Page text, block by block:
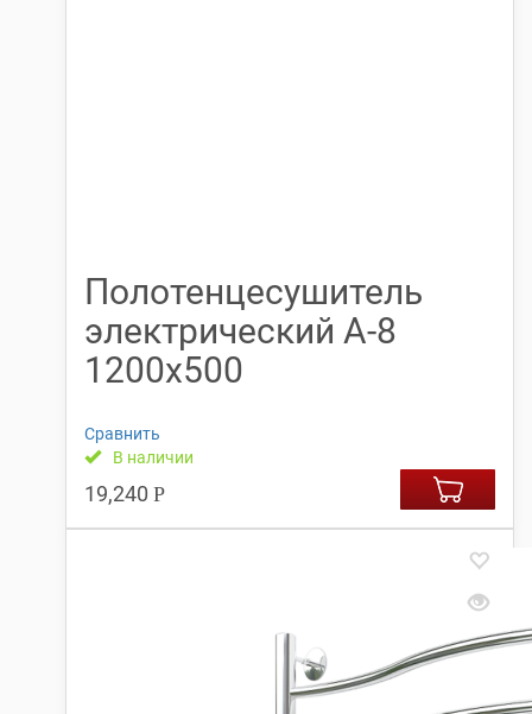
Полотенцесушитель
электрический А-8
1200х500
Сравнить
В наличии
19,240 Р